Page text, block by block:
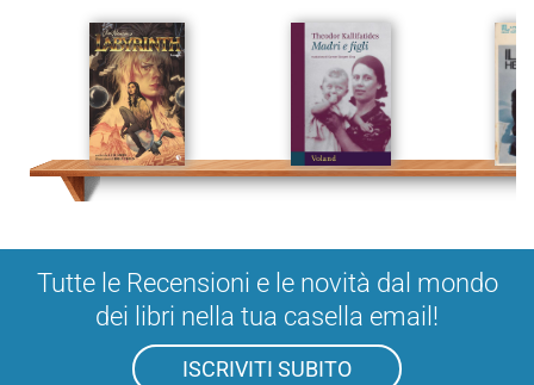
Tutte le Recensioni e le novità dal mondo
dei libri nella tua casella email!
ISCRIVITI SUBITO